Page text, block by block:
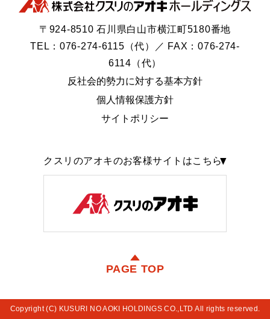
〒924-8510 石川県白山市横江町5180番地
TEL：076-274-6115（代）／ FAX：076-274-
6114（代）
反社会的勢力に対する基本方針
個人情報保護方針
サイトポリシー
クスリのアオキのお客様サイトはこちら
PAGE TOP
Copyright (C) KUSURI NO AOKI HOLDINGS CO.,LTD All rights reserved.